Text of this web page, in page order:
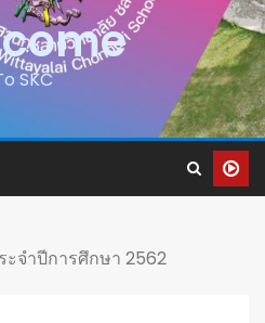
SKC
จำปีการศึกษา 2562